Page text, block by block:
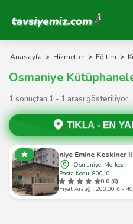
Tavsiyemiz Anasayfa
Anasayfa > Hizmetler > Eğitim >
Osmaniye
1 sonuçtan 1 - 1 arası gösteriliyor.
TIKLA - EN
Osmaniye Emine Keskiner İl
Osmaniye, Merkez
Posta Kodu: 80010
0.0 (0)
Fiyat Aralığı: 200,00 ₺ -